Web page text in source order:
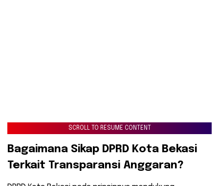
SCROLL TO RESUME CONTENT
​Bagaimana Sikap DPRD Kota Bekasi
Terkait Transparansi Anggaran?